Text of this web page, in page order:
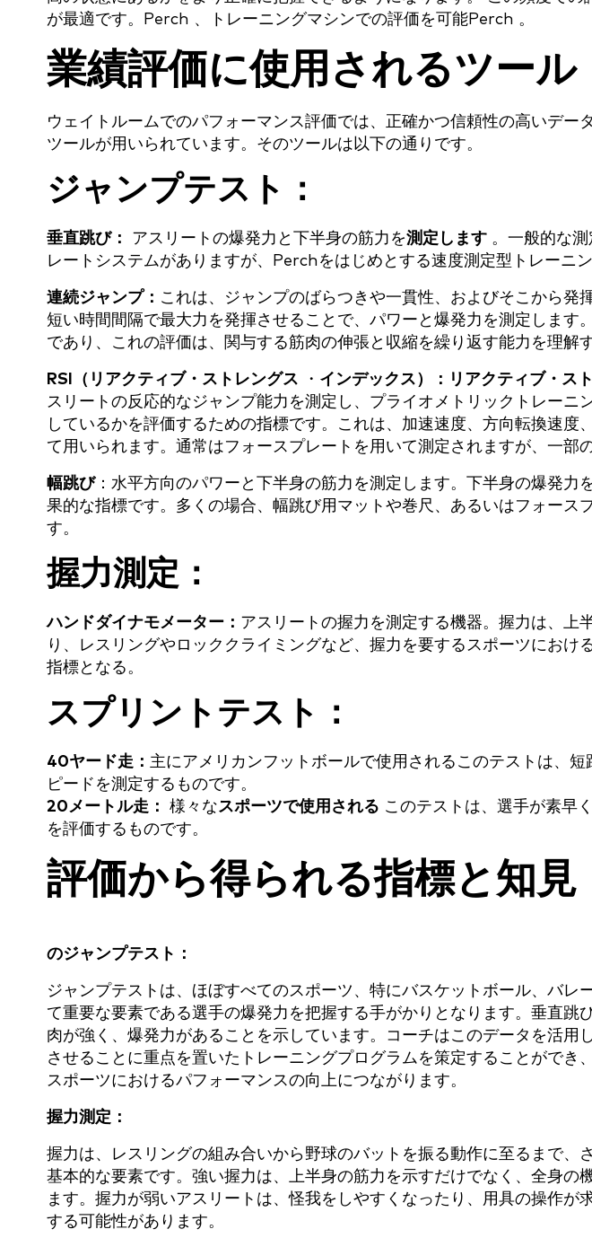
が最適です。Perch 、トレーニングマシンでの評価を可能Perch 。
業績評価に使用されるツール
ウェイトルームでのパフォーマンス評価では、正確かつ信頼性の高いデー
ツールが用いられています。そのツールは以下の通りです。
ジャンプテスト：
垂直跳び： アスリートの爆発力と下半身の筋力を測定します 。一般的な
レートシステムがありますが、Perchをはじめとする速度測定型トレーニ
連続ジャンプ： これは、ジャンプのばらつきや一貫性、およびそこから発
短い時間間隔で最大力を発揮させることで、パワーと爆発力を測定します
であり、これの評価は、関与する筋肉の伸張と収縮を繰り返す能力を理解
RSI（リアクティブ・ストレングス ・ インデックス）：リアクティブ・ス
スリートの反応的なジャンプ能力を測定し、プライオメトリックトレーニ
しているかを評価するための指標です。これは、加速速度、方向転換速度
て用いられます。通常はフォースプレートを用いて測定されますが、一部
‍幅跳び：水平方向のパワーと下半身の筋力を測定します。下半身の爆発力
果的な指標です。多くの場合、幅跳び用マットや巻尺、あるいはフォース
す。
握力測定：
‍ハンドダイナモメーター： アスリートの握力を測定する機器。握力は、上
り、レスリングやロッククライミングなど、握力を要するスポーツにおけ
指標となる。
スプリントテスト：
40ヤード走： 主にアメリカンフットボールで使用されるこのテストは、
ピードを測定するものです。
20メートル走： 様々なスポーツで使用される このテストは、選手が素早
を評価するものです。
評価から得られる指標と知見
のジャンプテスト：
ジャンプテストは、ほぼすべてのスポーツ、特にバスケットボール、バレ
て重要な要素である選手の爆発力を把握する手がかりとなります。垂直跳
肉が強く、爆発力があることを示しています。コーチはこのデータを活用
させることに重点を置いたトレーニングプログラムを策定することができ
スポーツにおけるパフォーマンスの向上につながります。
握力測定：
握力は、レスリングの組み合いから野球のバットを振る動作に至るまで、
基本的な要素です。強い握力は、上半身の筋力を示すだけでなく、全身の
ます。握力が弱いアスリートは、怪我をしやすくなったり、用具の操作が
する可能性があります。